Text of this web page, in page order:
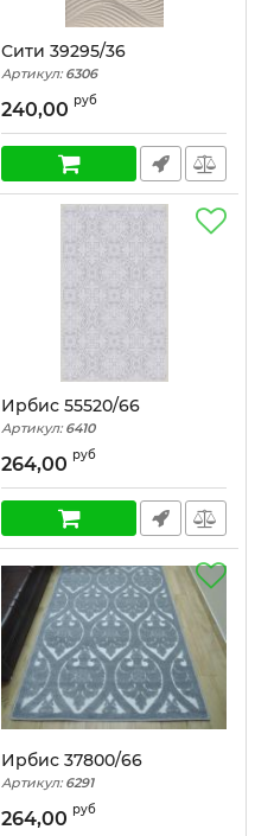
Сити 39295/36
Артикул: 6306
240,00 руб
Ирбис 55520/66
Артикул: 6410
264,00 руб
Ирбис 37800/66
Артикул: 6291
264,00 руб